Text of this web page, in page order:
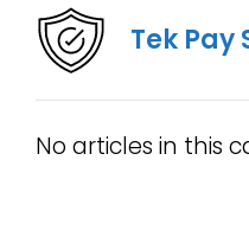
Tek Pay
No articles in this